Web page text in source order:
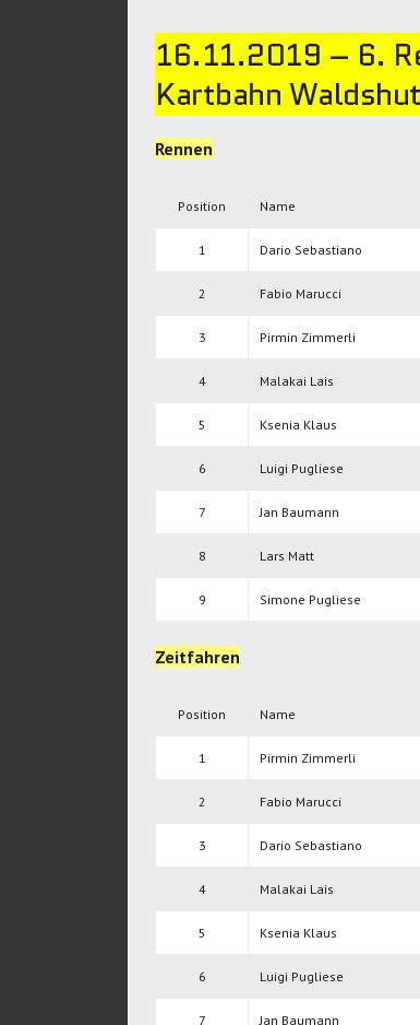
16.11.2019 – 6.
Kartbahn
Rennen
Position Name
1 Dario Sebastiano
2 Fabio Marucci
3 Pirmin Zimmerli
4 Malakai Lais
5 Ksenia Klaus
6 Luigi Pugliese
7 Jan Baumann
8 Lars Matt
9 Simone Pugliese
Zeitfahren
Position Name
1 Pirmin Zimmerli
2 Fabio Marucci
3 Dario Sebastiano
4 Malakai Lais
5 Ksenia Klaus
6 Luigi Pugliese
7 Jan Baumann